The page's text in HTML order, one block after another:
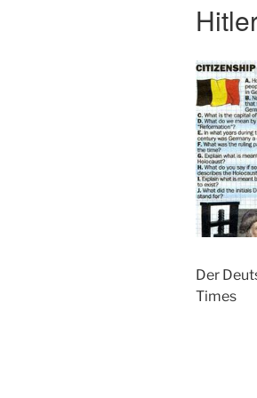
Der
Times